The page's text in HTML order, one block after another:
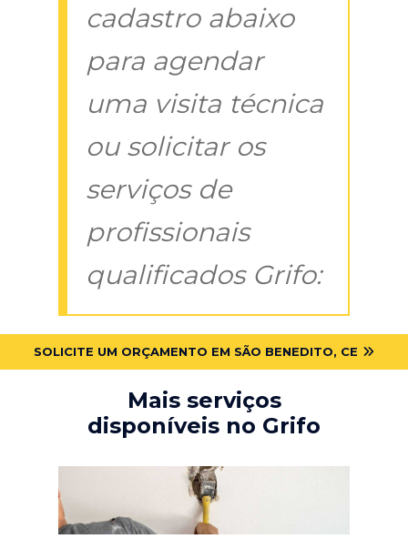
cadastro abaixo
para agendar
uma visita técnica
ou solicitar os
serviços de
profissionais
qualificados Grifo:
SOLICITE UM ORÇAMENTO EM SÃO BENEDITO, CE
Mais serviços
disponíveis no Grifo